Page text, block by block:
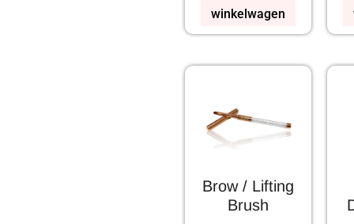
winkelwagen
Brow / Lifting
Brush